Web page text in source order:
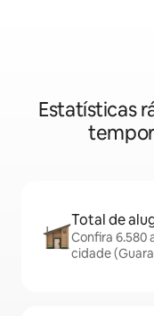
Estatísticas
Total de
Confira 6.580
cidade